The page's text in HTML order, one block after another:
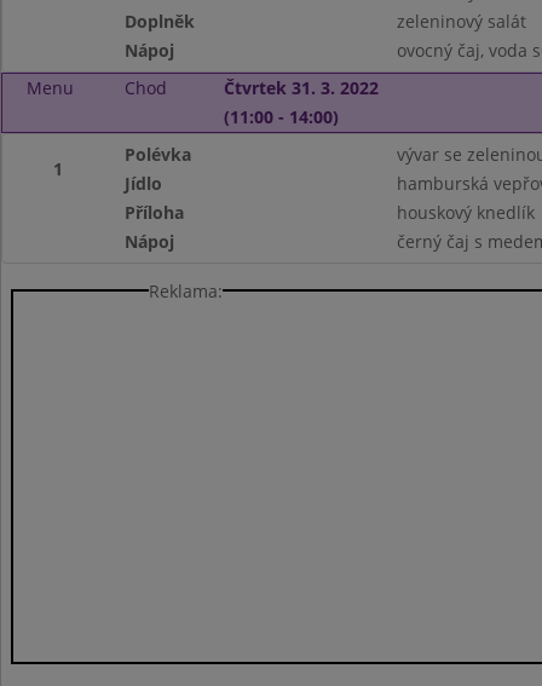
Doplněk
zeleninový salát
Nápoj
ovocný čaj, voda
Menu
Chod
Čtvrtek 31. 3. 2022
(11:00 - 14:00)
1
Polévka
vývar se
Jídlo
hamburská
Příloha
houskový knedlík
Nápoj
černý čaj s
Reklama: